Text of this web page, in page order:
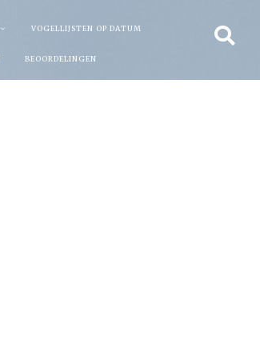
VOGELLIJSTEN OP DATUM
BEOORDELINGEN